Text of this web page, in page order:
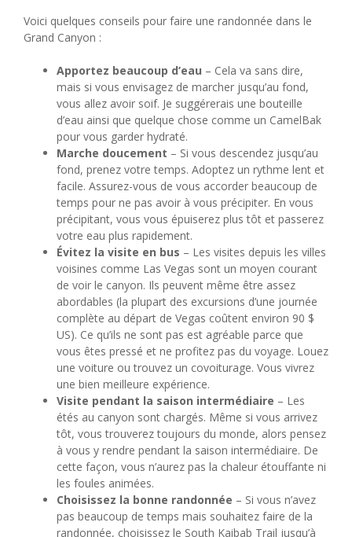
Voici quelques conseils pour faire une randonnée dans le
Grand Canyon :
Apportez beaucoup d’eau – Cela va sans dire,
mais si vous envisagez de marcher jusqu’au fond,
vous allez avoir soif. Je suggérerais une bouteille
d’eau ainsi que quelque chose comme un CamelBak
pour vous garder hydraté.
Marche doucement – Si vous descendez jusqu’au
fond, prenez votre temps. Adoptez un rythme lent et
facile. Assurez-vous de vous accorder beaucoup de
temps pour ne pas avoir à vous précipiter. En vous
précipitant, vous vous épuiserez plus tôt et passerez
votre eau plus rapidement.
Évitez la visite en bus – Les visites depuis les villes
voisines comme Las Vegas sont un moyen courant
de voir le canyon. Ils peuvent même être assez
abordables (la plupart des excursions d’une journée
complète au départ de Vegas coûtent environ 90 $
US). Ce qu’ils ne sont pas est agréable parce que
vous êtes pressé et ne profitez pas du voyage. Louez
une voiture ou trouvez un covoiturage. Vous vivrez
une bien meilleure expérience.
Visite pendant la saison intermédiaire – Les
étés au canyon sont chargés. Même si vous arrivez
tôt, vous trouverez toujours du monde, alors pensez
à vous y rendre pendant la saison intermédiaire. De
cette façon, vous n’aurez pas la chaleur étouffante ni
les foules animées.
Choisissez la bonne randonnée – Si vous n’avez
pas beaucoup de temps mais souhaitez faire de la
randonnée, choisissez le South Kaibab Trail jusqu’à